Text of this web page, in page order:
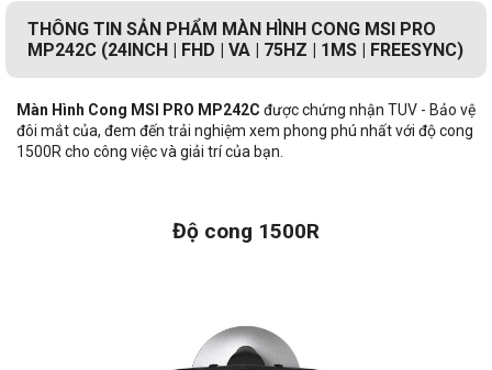
THÔNG TIN SẢN PHẨM MÀN HÌNH CONG MSI PRO
MP242C (24INCH | FHD | VA | 75HZ | 1MS | FREESYNC)
Màn Hình Cong MSI PRO MP242C được chứng nhận TUV - Bảo vệ
đôi mắt của, đem đến trải nghiệm xem phong phú nhất với độ cong
1500R cho công việc và giải trí của bạn.
Độ cong 1500R